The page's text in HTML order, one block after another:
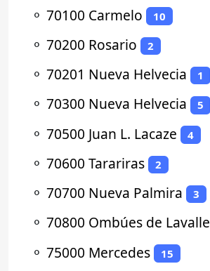
⚬ 70100 Carmelo 10
⚬ 70200 Rosario 2
⚬ 70201 Nueva Helvecia 1
⚬ 70300 Nueva Helvecia 5
⚬ 70500 Juan L. Lacaze 4
⚬ 70600 Tarariras 2
⚬ 70700 Nueva Palmira 3
⚬ 70800 Ombúes de Lavalle
⚬ 75000 Mercedes 15